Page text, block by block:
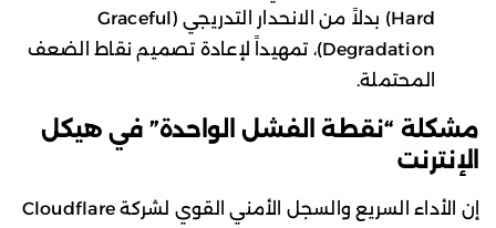
Hard) بدلاً من الانحدار التدريجي (Graceful
Degradation)، تمهيداً لإعادة تصميم نقاط الضعف
المحتملة.
مشكلة “نقطة الفشل الواحدة” في هيكل
الإنترنت
إن الأداء السريع والسجل الأمني القوي لشركة Cloudflare